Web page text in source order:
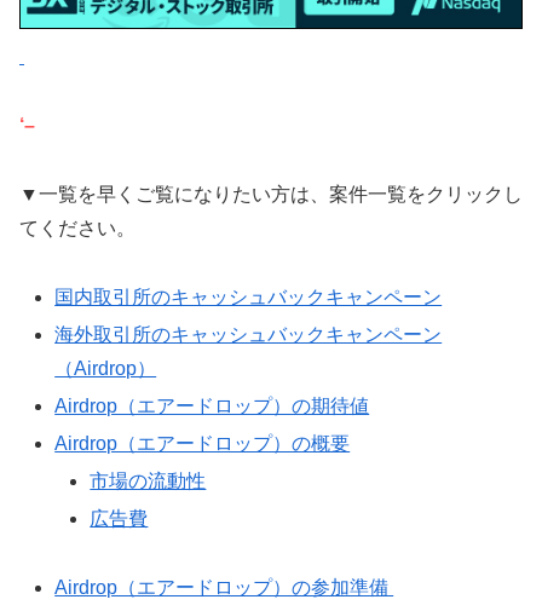
‘–
▼一覧を早くご覧になりたい方は、案件一覧をクリックし
てください。
国内取引所のキャッシュバックキャンペーン
海外取引所のキャッシュバックキャンペーン
（Airdrop）
Airdrop（エアードロップ）の期待値
Airdrop（エアードロップ）の概要
市場の流動性
広告費
Airdrop（エアードロップ）の参加準備